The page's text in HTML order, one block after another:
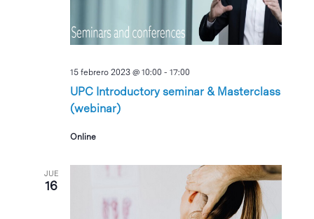
UPC Introductory seminar & Masterclass
(webinar)
15 febrero 2023 @ 10:00 -17:00
Online
JUE
16